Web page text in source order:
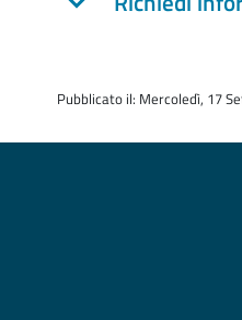
Pubblicato il: Mercoledì, 17